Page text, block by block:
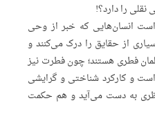
نقلی را دارد؟!
انسان‌هایی که خبر از وحی
از حقایق را درک می‌کنند و
فطری هستند؛ چون فطرت نیز
و کارکرد شناختی و گرایشی
به دست می‌آید و هم حکمت